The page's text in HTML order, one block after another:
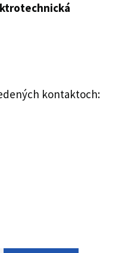
kontaktoch: